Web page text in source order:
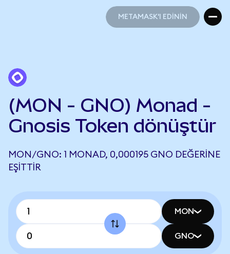
METAMASK'I EDİNİN
(MON - GNO) Monad -
Gnosis Token dönüştür
MON/GNO: 1 MONAD, 0,000195 GNO DEĞERINE
EŞITTIR
MON
GNO